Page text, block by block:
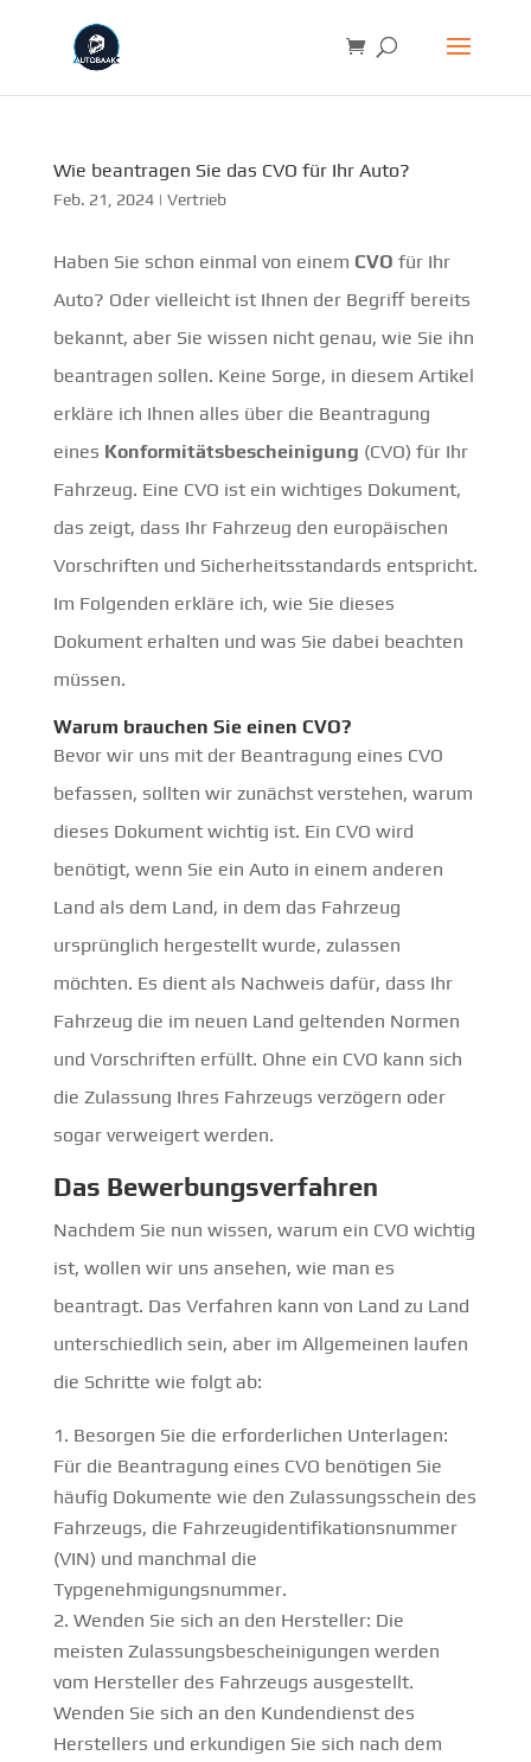
Wie beantragen Sie das CVO für Ihr Auto?
Feb. 21, 2024| Vertrieb
Haben Sie schon einmal von einem CVO für Ihr
Auto? Oder vielleicht ist Ihnen der Begriff bereits
bekannt, aber Sie wissen nicht genau, wie Sie ihn
beantragen sollen. Keine Sorge, in diesem Artikel
erkläre ich Ihnen alles über die Beantragung
eines Konformitätsbescheinigung (CVO) für Ihr
Fahrzeug. Eine CVO ist ein wichtiges Dokument,
das zeigt, dass Ihr Fahrzeug den europäischen
Vorschriften und Sicherheitsstandards entspricht.
Im Folgenden erkläre ich, wie Sie dieses
Dokument erhalten und was Sie dabei beachten
müssen.
Warum brauchen Sie einen CVO?
Bevor wir uns mit der Beantragung eines CVO
befassen, sollten wir zunächst verstehen, warum
dieses Dokument wichtig ist. Ein CVO wird
benötigt, wenn Sie ein Auto in einem anderen
Land als dem Land, in dem das Fahrzeug
ursprünglich hergestellt wurde, zulassen
möchten. Es dient als Nachweis dafür, dass Ihr
Fahrzeug die im neuen Land geltenden Normen
und Vorschriften erfüllt. Ohne ein CVO kann sich
die Zulassung Ihres Fahrzeugs verzögern oder
sogar verweigert werden.
Das Bewerbungsverfahren
Nachdem Sie nun wissen, warum ein CVO wichtig
ist, wollen wir uns ansehen, wie man es
beantragt. Das Verfahren kann von Land zu Land
unterschiedlich sein, aber im Allgemeinen laufen
die Schritte wie folgt ab:
Besorgen Sie die erforderlichen Unterlagen:
Für die Beantragung eines CVO benötigen Sie
häufig Dokumente wie den Zulassungsschein des
Fahrzeugs, die Fahrzeugidentifikationsnummer
(VIN) und manchmal die
Typgenehmigungsnummer.
Wenden Sie sich an den Hersteller: Die
meisten Zulassungsbescheinigungen werden
vom Hersteller des Fahrzeugs ausgestellt.
Wenden Sie sich an den Kundendienst des
Herstellers und erkundigen Sie sich nach dem